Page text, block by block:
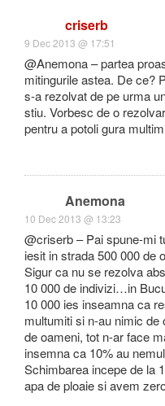
criserb
9 Dec 2013 @ 17:51
@Anemona – partea
mitingurile astea. De ce?
s-a rezolvat de pe urma
stiu. Vorbesc de o
pentru a potoli gura
Anemona
10 Dec 2013 @ 13:23
@criserb – Pai spune-mi
iesit in strada 500 000 de
Sigur ca nu se rezolva
10 000 de indivizi…in
10 000 ies inseamna ca
multumiti si n-au nimic de
de oameni, tot n-ar face
insemna ca 10% au
Schimbarea incepe de la
apa de ploaie si avem